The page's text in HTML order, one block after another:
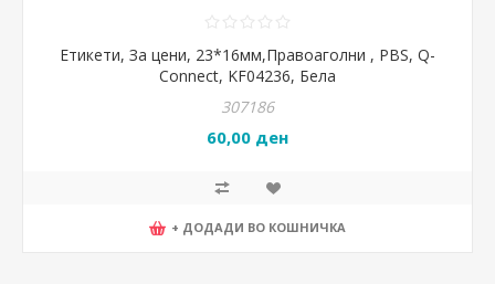
Етикети, За цени, 23*16мм,Правоаголни , PBS, Q-
Connect, KF04236, Бела
307186
60,00 ден
+ ДОДАДИ ВО КОШНИЧКА